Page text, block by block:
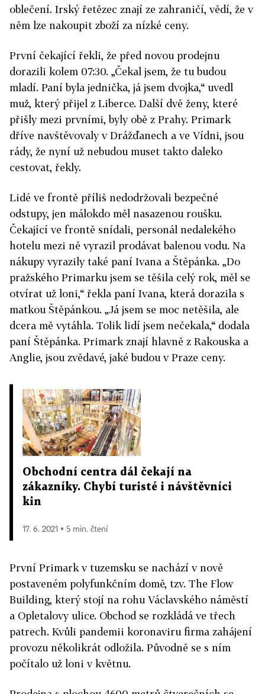
oblečení. Irský řetězec znají ze zahraničí, vědí, že v
něm lze nakoupit zboží za nízké ceny.
První čekající řekli, že před novou prodejnu
dorazili kolem 07:30. „Čekal jsem, že tu budou
mladí. Paní byla jednička, já jsem dvojka,“ uvedl
muž, který přijel z Liberce. Další dvě ženy, které
přišly mezi prvními, byly obě z Prahy. Primark
dříve navštěvovaly v Drážďanech a ve Vídni, jsou
rády, že nyní už nebudou muset takto daleko
cestovat, řekly.
Lidé ve frontě příliš nedodržovali bezpečné
odstupy, jen málokdo měl nasazenou roušku.
Čekající ve frontě snídali, personál nedalekého
hotelu mezi ně vyrazil prodávat balenou vodu. Na
nákupy vyrazily také paní Ivana a Štěpánka. „Do
pražského Primarku jsem se těšila celý rok, měl se
otvírat už loni,“ řekla paní Ivana, která dorazila s
matkou Štěpánkou. „Já jsem se moc netěšila, ale
dcera mě vytáhla. Tolik lidí jsem nečekala,“ dodala
paní Štěpánka. Primark znají hlavně z Rakouska a
Anglie, jsou zvědavé, jaké budou v Praze ceny.
Obchodní centra dál čekají na
zákazníky. Chybí turisté i návštěvníci
kin
17. 6. 2021 ▪ 5 min. čtení
První Primark v tuzemsku se nachází v nově
postaveném polyfunkčním domě, tzv. The Flow
Building, který stojí na rohu Václavského náměstí
a Opletalovy ulice. Obchod se rozkládá ve třech
patrech. Kvůli pandemii koronaviru firma zahájení
provozu několikrát odložila. Původně se s ním
počítalo už loni v květnu.